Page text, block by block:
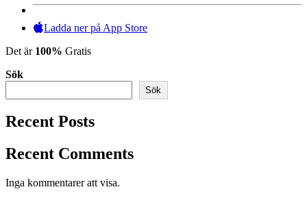
Ladda ner på App Store
Det är 100% Gratis
Sök
Sök
Recent Posts
Recent Comments
Inga kommentarer att visa.